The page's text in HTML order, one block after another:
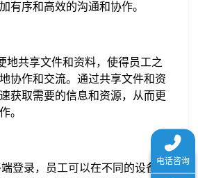
有序和高效的沟通和协作。
地共享文件和资料，使得员工之
协作和交流。通过共享文件和资
获取需要的信息和资源，从而更
。
登录，员工可以在不同的设备上